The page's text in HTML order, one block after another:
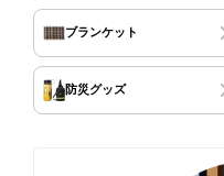
ブランケット
防災グッズ